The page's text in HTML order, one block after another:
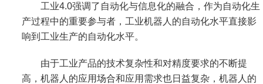
工业4.0强调了自动化与信息化的融合，作为自动化生
产过程中的重要参与者，工业机器人的自动化水平直接影
响到工业生产的自动化水平。
由于工业产品的技术复杂性和对精度要求的不断提
高，机器人的应用场合和应用需求也日益复杂，机器人的